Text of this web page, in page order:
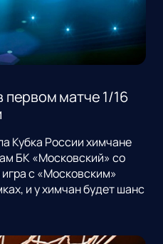
первом матче 1/16
Кубка России химчане
БК «Московский» со
с «Московским»
и у химчан будет шанс